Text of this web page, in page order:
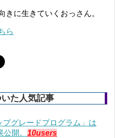
きに生きていくおっさん。
ら
た人気記事
プグレードプログラム」は
開。 10users